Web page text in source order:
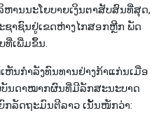
ານນະ​ໂຍ​ບາຍ​ເງິນ​ຕາ​​ສັບ​ສົນທີ່ສຸດ,
ຊາ​ຊົນ​ຢູ່​ເຂດ​ຫ່າງ​ໄກ​ສອກຫຼີກ ພັດ
ທີ່​ເພີ່ມ​ຂຶ້ນ.
ຫັນກຳ​ລັງ​​ທົນ​ທານຢ່າງ​ກ້າ​ແກ່ນ​ເມື່ອ​
ບັນ​ດາ​ໝາກ​ຜົນ​ທີ່​ມີ​ລັກ​ສະ​ນະ​ບາດ​
ກ​ລັດ​ຖະ​ມົນ​ຕີລາວ ເນັ້ນ​ໜັກ​ວ່າ: